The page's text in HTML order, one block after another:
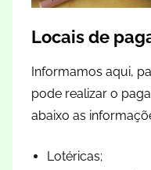
Locais de
Informamos aqui,
pode realizar o
abaixo as
Lotéricas;